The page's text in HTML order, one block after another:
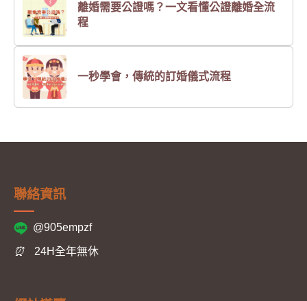
離婚需要公證嗎？一文看懂公證離婚全流
程
一秒學會，傳統的訂婚儀式流程
聯絡資訊
@905empzf
⏰ 24H全年無休